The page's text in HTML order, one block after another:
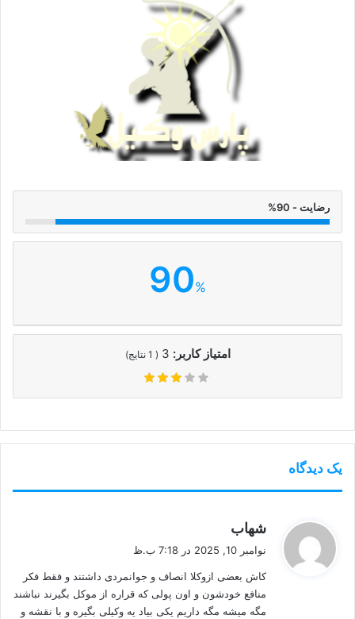
رضایت - 90%
90%
امتیاز کاربر: 3
(
1 نتایج)
یک دیدگاه
شهاب
:
نوامبر 10, 2025 در 7:18 ب.ظ
کاش بعضی ازوکلا انصاف و جوانمردی داشتند و فقط فکر
منافع خودشون و اون پولی که قراره از موکل بگیرند نباشند
مگه میشه مگه داریم یکی بیاد یه وکیلی بگیره و با نقشه و